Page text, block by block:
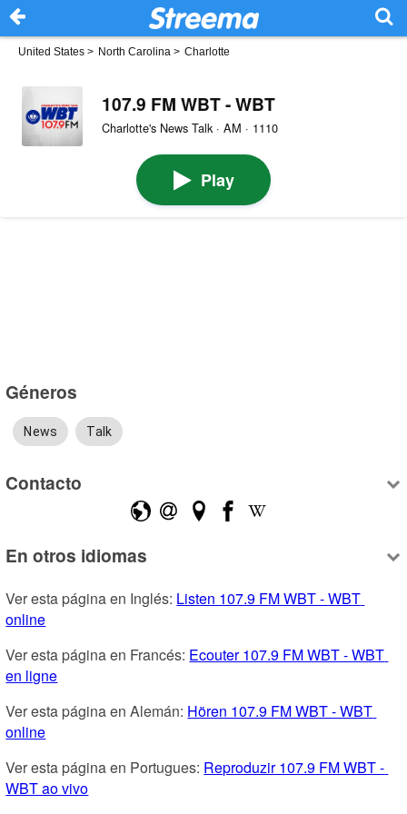
United States > North Carolina > Charlotte
107.9 FM WBT - WBT
Charlotte's News Talk · AM · 1110
Play
Géneros
News Talk
Contacto
En otros idiomas
Ver esta página en Inglés: Listen 107.9 FM WBT - WBT
online
Ver esta página en Francés: Ecouter 107.9 FM WBT - WBT
en ligne
Ver esta página en Alemán: Hören 107.9 FM WBT - WBT
online
Ver esta página en Portugues: Reproduzir 107.9 FM WBT -
WBT ao vivo